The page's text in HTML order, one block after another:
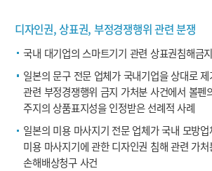
디자인권, 상표권, 부정경쟁행위 관련 분쟁
국내 대기업의 스마트기기 관련 상표권침해금
일본의 문구 전문 업체가 국내기업을 상대로
관련 부정경쟁행위 금지 가처분 사건에서 볼펜
주지의 상품표지성을 인정받은 선례적 사례
일본의 미용 마사지기 전문 업체가 국내 모방
미용 마사지기에 관한 디자인권 침해 관련 가처
손해배상청구 사건